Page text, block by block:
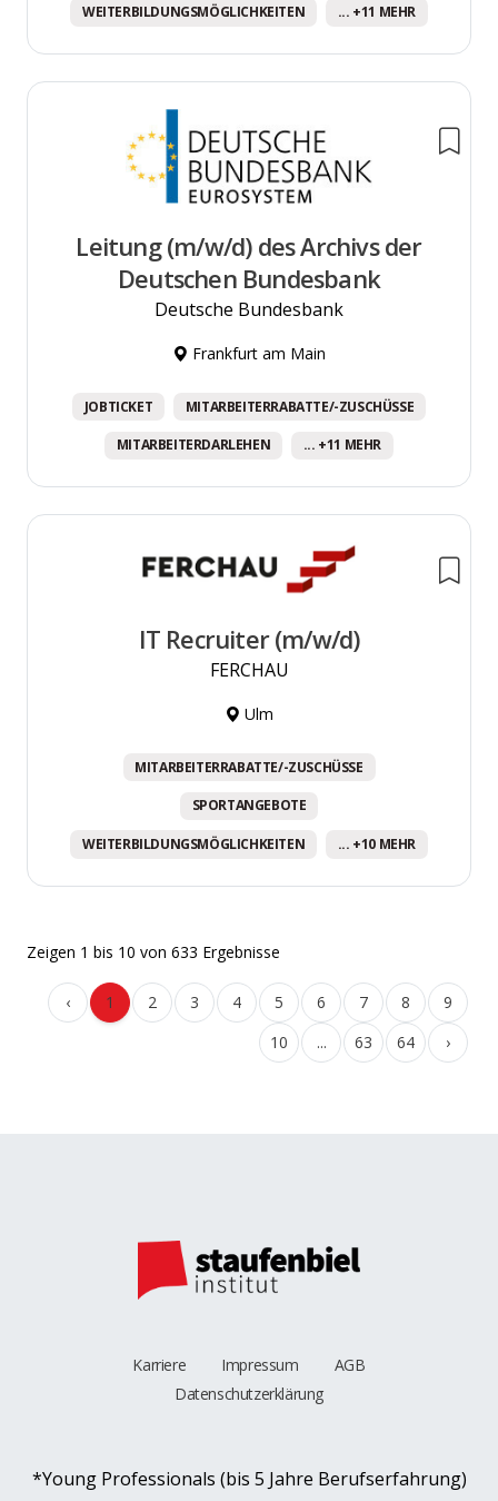
WEITERBILDUNGSMÖGLICHKEITEN ... +11 MEHR
Leitung (m/w/d) des Archivs der
Deutschen Bundesbank
Deutsche Bundesbank
Frankfurt am Main
JOBTICKET MITARBEITERRABATTE/-ZUSCHÜSSE
MITARBEITERDARLEHEN ... +11 MEHR
IT Recruiter (m/w/d)
FERCHAU
Ulm
MITARBEITERRABATTE/-ZUSCHÜSSE
SPORTANGEBOTE
WEITERBILDUNGSMÖGLICHKEITEN ... +10 MEHR
Zeigen 1 bis 10 von 633 Ergebnisse
‹ 1 2 3 4 5 6 7 8
9
10
... 63 64 ›
Karriere Impressum
AGB
Datenschutzerklärung
*Young Professionals (bis 5 Jahre Berufserfahrung)